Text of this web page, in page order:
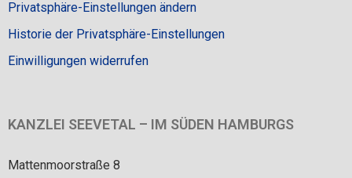
Privatsphäre-Einstellungen ändern
Historie der Privatsphäre-Einstellungen
Einwilligungen widerrufen
KANZLEI SEEVETAL – IM SÜDEN HAMBURGS
Mattenmoorstraße 8